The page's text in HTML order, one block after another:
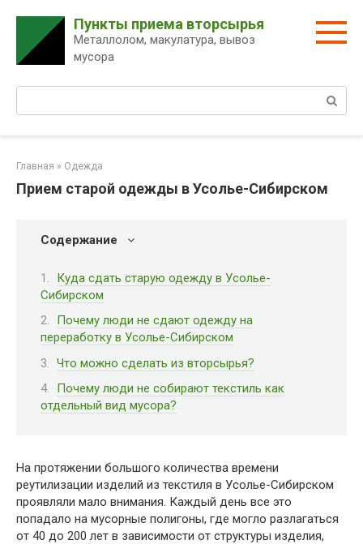
контенту
Пункты приема вторсырья
Металлолом, макулатура, вывоз
мусора
Главная » Одежда
Прием старой одежды в Усолье-Сибирском
Содержание
Куда сдать старую одежду в Усолье-
Сибирском
Почему люди не сдают одежду на
переработку в Усолье-Сибирском
Что можно сделать из вторсырья?
Почему люди не собирают текстиль как
отдельный вид мусора?
На протяжении большого количества времени
реутилизации изделий из текстиля в Усолье-Сибирском
проявляли мало внимания. Каждый день все это
попадало на мусорные полигоны, где могло разлагаться
от 40 до 200 лет в зависимости от структуры изделия,